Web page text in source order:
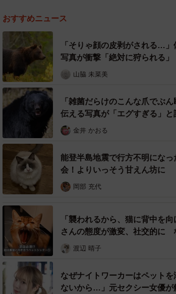
お客さんの声を聞く中で、安心してペットを
お客さんとの打ち合わせで痛感したのが、飼い
といった課題だった。「突然、ペットシッタ
おすすめニュース
「そりゃ顔の皮剥がされる…
写真が衝撃「絶対に狩られる」
山脇 未菜美
「雑菌だらけのこんな爪でぶ
伝える写真が「エグすぎる」と
金井 かおる
能登半島地震で行方不明にな
会！よりいっそう甘えん坊に
岡部 充代
「襲われるから、猫に背中を
さんの態度が激変、社交的に
渡辺 晴子
なぜナイトワーカーはペット
ないから…」元セクシー女優が